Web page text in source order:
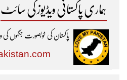
ہماری پاکستانی ویڈیوز کی سائٹ
پاکستان کی خوبصورت جگہوں کی